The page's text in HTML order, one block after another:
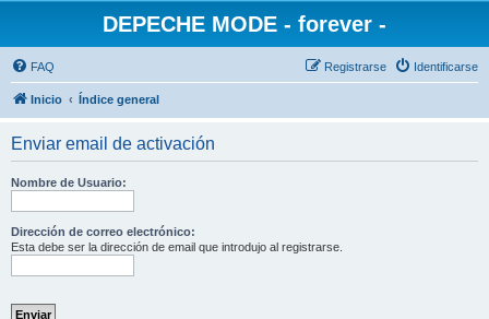
DEPECHE MODE - forever -
FAQ Identificarse
Registrarse
Inicio Índice general
Enviar email de activación
Nombre de Usuario:
Dirección de correo electrónico:
Esta debe ser la dirección de email que introdujo al registrarse.